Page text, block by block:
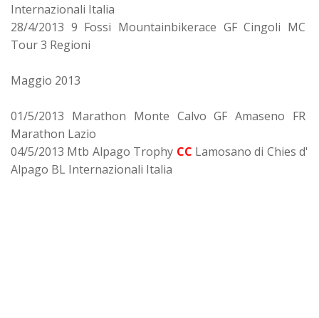
Internazionali Italia
28/4/2013 9 Fossi Mountainbikerace GF Cingoli MC
Tour 3 Regioni
Maggio 2013
01/5/2013 Marathon Monte Calvo GF Amaseno FR
Marathon Lazio
04/5/2013 Mtb Alpago Trophy CC Lamosano di Chies d'
Alpago BL Internazionali Italia